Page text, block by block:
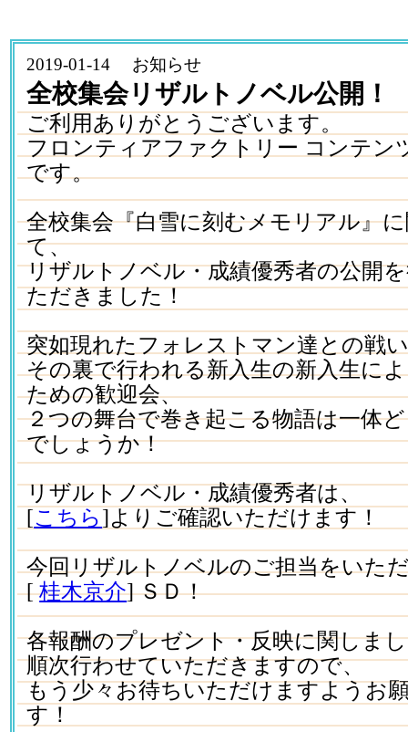
2019-01-14 お知らせ
全校集会リザルトノベル公開！
ご利用ありがとうございます。
フロンティアファクトリー コンテン
です。
全校集会『白雪に刻むメモリアル』
て、
リザルトノベル・成績優秀者の公開
ただきました！
突如現れたフォレストマン達との戦
その裏で行われる新入生の新入生に
ための歓迎会、
２つの舞台で巻き起こる物語は一体
でしょうか！
リザルトノベル・成績優秀者は、
[こちら]よりご確認いただけます！
今回リザルトノベルのご担当をいた
[桂木京介] ＳＤ！
各報酬のプレゼント・反映に関しま
順次行わせていただきますので、
もう少々お待ちいただけますようお
す！